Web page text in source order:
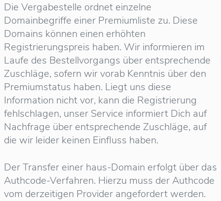
Die Vergabestelle ordnet einzelne
Domainbegriffe einer Premiumliste zu. Diese
Domains können einen erhöhten
Registrierungspreis haben. Wir informieren im
Laufe des Bestellvorgangs über entsprechende
Zuschläge, sofern wir vorab Kenntnis über den
Premiumstatus haben. Liegt uns diese
Information nicht vor, kann die Registrierung
fehlschlagen, unser Service informiert Dich auf
Nachfrage über entsprechende Zuschläge, auf
die wir leider keinen Einfluss haben.
Der Transfer einer haus-Domain erfolgt über das
Authcode-Verfahren. Hierzu muss der Authcode
vom derzeitigen Provider angefordert werden.